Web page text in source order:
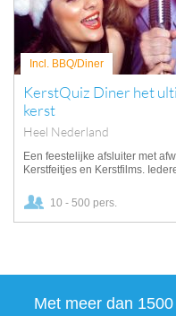
Incl. BBQ/Diner
KerstQuiz Diner het
kerst
Heel Nederland
Een feestelijke afsluiter met
Kerstfeitjes en Kerstfilms.
10 - 500 pers.
Met meer dan